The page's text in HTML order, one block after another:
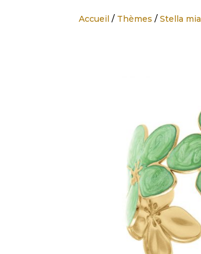
Accueil / Thèmes /Stella mia